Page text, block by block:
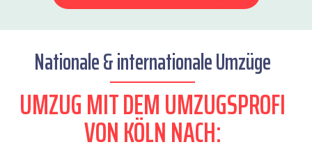
Nationale & internationale Umzüge
UMZUG MIT DEM UMZUGSPROFI
VON KÖLN NACH: